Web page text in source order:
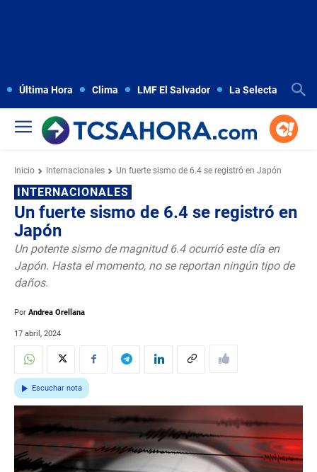
Última Hora Clima LMF El Salvador La Selecta
Inicio Internacionales Un fuerte sismo de 6.4 se registró en Japón
INTERNACIONALES
Un fuerte sismo de 6.4 se registró en
Japón
Un potente sismo de magnitud 6.4 ocurrió este día en
Japón. Hasta el momento, no se reportan ningún tipo de
daños.
Por Andrea Orellana
17 abril, 2024
Escuchar nota